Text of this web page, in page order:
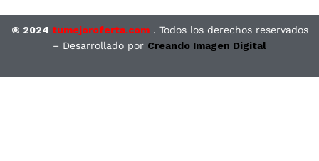
© 2024 tumejoroferta.com. Todos los derechos reservados
– Desarrollado por Creando Imagen Digital